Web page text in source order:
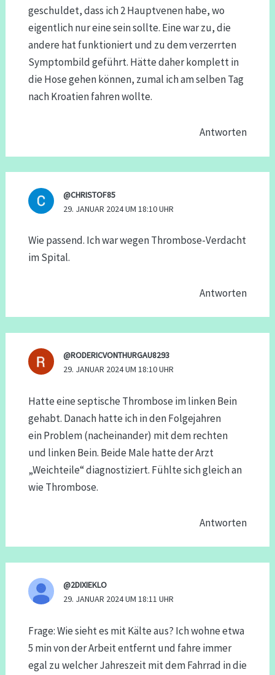
geschuldet, dass ich 2 Hauptvenen habe, wo
eigentlich nur eine sein sollte. Eine war zu, die
andere hat funktioniert und zu dem verzerrten
Symptombild geführt. Hätte daher komplett in
die Hose gehen können, zumal ich am selben Tag
nach Kroatien fahren wollte.
Antworten
@CHRISTOF85
29. JANUAR 2024 UM 18:10 UHR
Wie passend. Ich war wegen Thrombose-Verdacht
im Spital.
Antworten
@RODERICVONTHURGAU8293
29. JANUAR 2024 UM 18:10 UHR
Hatte eine septische Thrombose im linken Bein
gehabt. Danach hatte ich in den Folgejahren
ein Problem (nacheinander) mit dem rechten
und linken Bein. Beide Male hatte der Arzt
„Weichteile“ diagnostiziert. Fühlte sich gleich an
wie Thrombose.
Antworten
@2DIXIEKLO
29. JANUAR 2024 UM 18:11 UHR
Frage: Wie sieht es mit Kälte aus? Ich wohne etwa
5 min von der Arbeit entfernt und fahre immer
egal zu welcher Jahreszeit mit dem Fahrrad in die